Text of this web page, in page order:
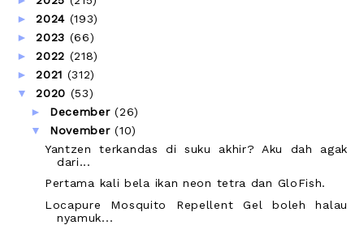
►2024 (193)
►2023 (66)
►2022 (218)
►2021 (312)
▼2020 (53)
► December(26)
▼ November(10)
Yantzen terkandas di suku akhir? Aku dah agak
dari...
Pertama kali bela ikan neon tetra dan GloFish.
Locapure Mosquito Repellent Gel boleh halau
nyamuk...